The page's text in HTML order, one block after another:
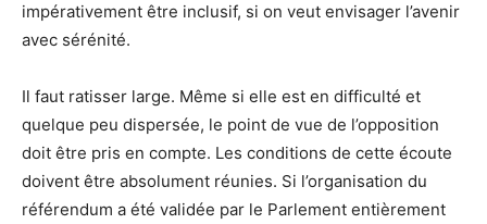
impérativement être inclusif, si on veut envisager l’avenir
avec sérénité.
Il faut ratisser large. Même si elle est en difficulté et
quelque peu dispersée, le point de vue de l’opposition
doit être pris en compte. Les conditions de cette écoute
doivent être absolument réunies. Si l’organisation du
référendum a été validée par le Parlement entièrement